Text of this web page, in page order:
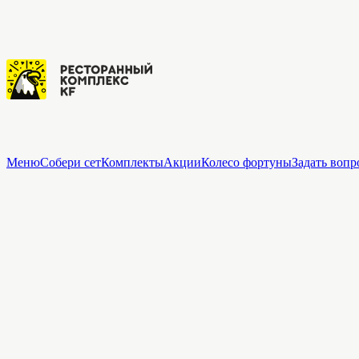
МенюСобери сетКомплектыАкцииКолесо фортуныЗадать